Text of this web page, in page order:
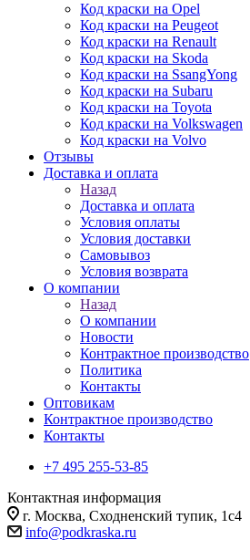
Код краски на Opel
Код краски на Peugeot
Код краски на Renault
Код краски на Skoda
Код краски на SsangYong
Код краски на Subaru
Код краски на Toyota
Код краски на Volkswagen
Код краски на Volvo
Отзывы
Доставка и оплата
Назад
Доставка и оплата
Условия оплаты
Условия доставки
Самовывоз
Условия возврата
О компании
Назад
О компании
Новости
Контрактное производство
Политика
Контакты
Оптовикам
Контрактное производство
Контакты
+7 495 255-53-85
Контактная информация
г. Москва, Сходненский тупик, 1с4
info@podkraska.ru